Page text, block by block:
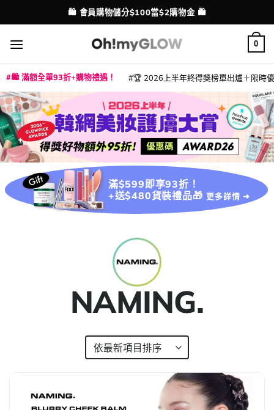
to
content
配送港澳
🛍️ 會員購物儲分$100當$2購物金 🛍️
0
🛍️ 滿額全單93折+購物禮遇！ 🏆 2026上半年終得奬榜單出爐＋限時
滿$599即享93折！
+送$480貨裝禮品🎁 更多詳情 ➜
NAMING.